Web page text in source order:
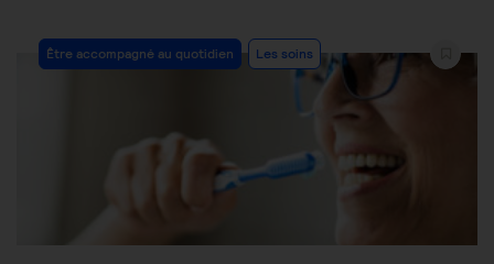
Post
Category:
Être accompagné au quotidien Les soins